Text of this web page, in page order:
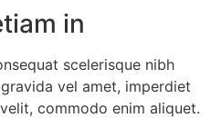
in
scelerisque nibh
vel amet, imperdiet
commodo enim aliquet.